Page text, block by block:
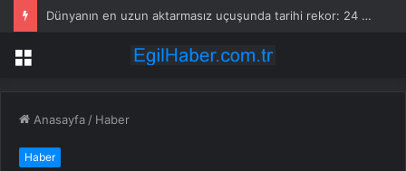
Dünyanın en uzun aktarmasız uçuşunda tarihi rekor: 24 saatten fazla havada kaldılar
Menü
Anasayfa / Haber
Haber